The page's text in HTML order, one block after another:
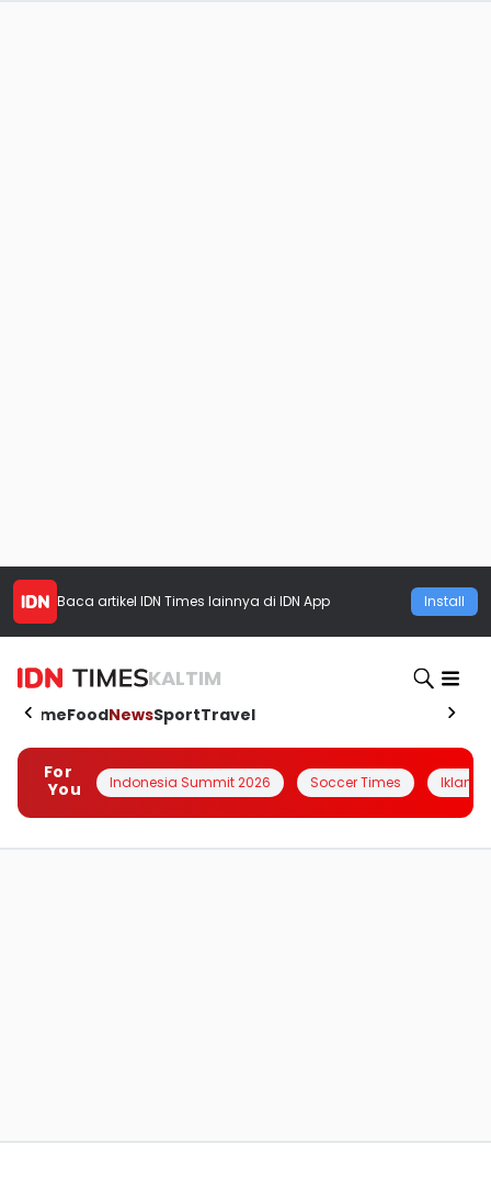
Baca artikel IDN Times lainnya di IDN App Install
KALTIM
HomeFoodNewsSportTravel
For
You
Indonesia Summit 2026 Soccer Times Iklanin